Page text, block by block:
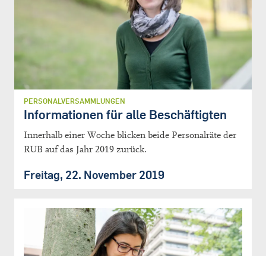
PERSONALVERSAMMLUNGEN
Informationen für alle Beschäftigten
Innerhalb einer Woche blicken beide Personalräte der
RUB auf das Jahr 2019 zurück.
Freitag, 22. November 2019